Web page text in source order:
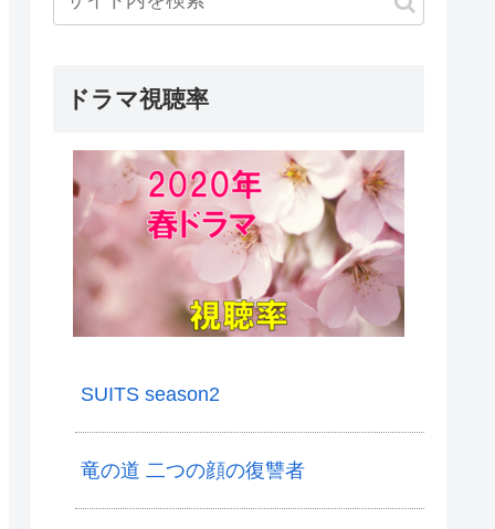
ドラマ視聴率
SUITS season2
竜の道 二つの顔の復讐者